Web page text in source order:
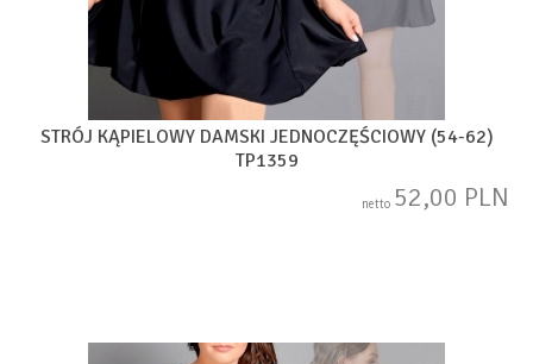
STRÓJ KĄPIELOWY DAMSKI JEDNOCZĘŚCIOWY (54-62)
TP1359
netto 52,00 PLN